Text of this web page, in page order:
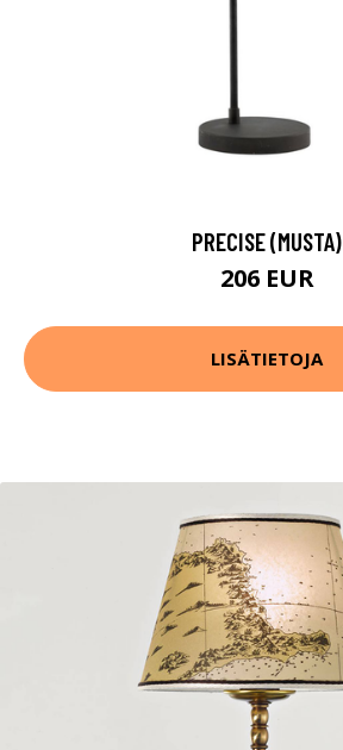
PRECISE (MUSTA)
206 EUR
LISÄTIETOJA